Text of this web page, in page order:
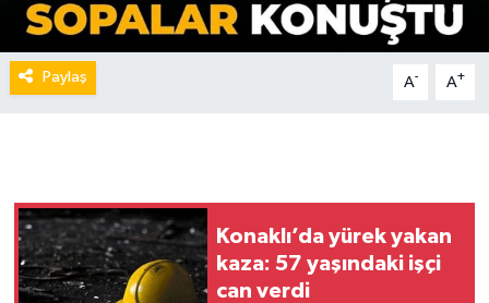
Paylaş A- A+
Konaklı’da yürek yakan
kaza: 57 yaşındaki işçi
can verdi